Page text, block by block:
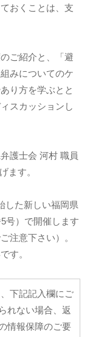
おくことは、支
ご紹介と、「避
みについてのケ
り方を学ぶとと
スカッションし
護士会 河村 職員
ます。
した新しい福岡県
号）で開催します
注意下さい）。
す。
下記記入欄にご
れない場合、返
情報保障のご要